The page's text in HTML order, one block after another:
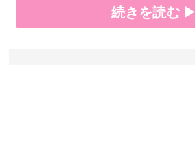
続きを読む ▶